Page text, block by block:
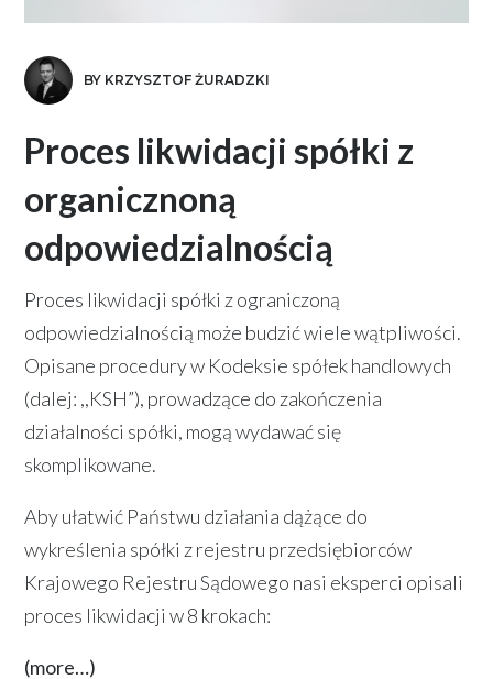
BY KRZYSZTOF ŻURADZKI
Proces likwidacji spółki z
organicznoną
odpowiedzialnością
Proces likwidacji spółki z ograniczoną
odpowiedzialnością może budzić wiele wątpliwości.
Opisane procedury w Kodeksie spółek handlowych
(dalej: ,,KSH”), prowadzące do zakończenia
działalności spółki, mogą wydawać się
skomplikowane.
Aby ułatwić Państwu działania dążące do
wykreślenia spółki z rejestru przedsiębiorców
Krajowego Rejestru Sądowego nasi eksperci opisali
proces likwidacji w 8 krokach:
(more…)